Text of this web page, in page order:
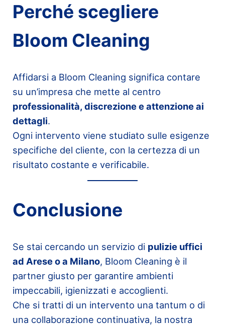
Perché scegliere
Bloom Cleaning
Affidarsi a Bloom Cleaning significa contare
su un’impresa che mette al centro
professionalità, discrezione e attenzione ai
dettagli.
Ogni intervento viene studiato sulle esigenze
specifiche del cliente, con la certezza di un
risultato costante e verificabile.
Conclusione
Se stai cercando un servizio di pulizie uffici
ad Arese o a Milano, Bloom Cleaning è il
partner giusto per garantire ambienti
impeccabili, igienizzati e accoglienti.
Che si tratti di un intervento una tantum o di
una collaborazione continuativa, la nostra